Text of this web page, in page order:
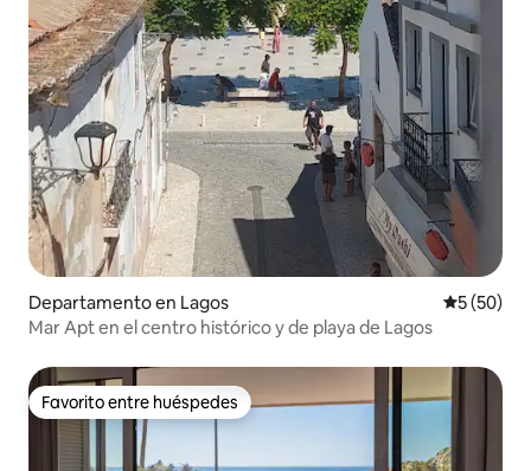
Departamento en Lagos
5 (50)
Mar Apt en el centro histórico y de playa de Lagos
Favorito entre huéspedes
Favorito entre huéspedes